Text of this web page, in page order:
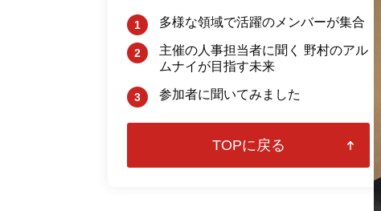
多様な領域で活躍のメンバーが集合
主催の人事担当者に聞く 野村のアル
ムナイが目指す未来
参加者に聞いてみました